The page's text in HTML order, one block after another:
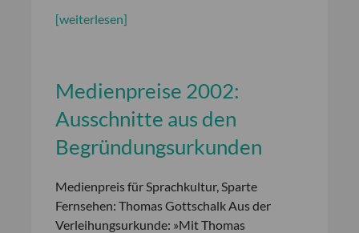
[weiterlesen]
Medienpreise 2002:
Ausschnitte aus den
Begründungsurkunden
Medienpreis für Sprachkultur, Sparte
Fernsehen: Thomas Gottschalk Aus der
Verleihungsurkunde: »Mit Thomas